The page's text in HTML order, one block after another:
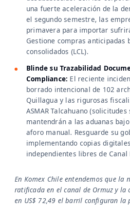
una fuerte aceleración de la
el segundo semestre, las
primavera para importar
Gestione compras anticipadas
consolidados (LCL).
Blinde su Trazabilidad
Compliance: El reciente
borrado intencional de 102
Quillagua y las rigurosas
ASMAR Talcahuano
mantendrán a las aduanas
aforo manual. Resguarde su
implementando copias
independientes libres de Canal
En Komex Chile entendemos que la
ratificada en el canal de Ormuz y la
en US$ 72,49 el barril configuran la